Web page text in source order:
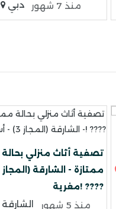
دبي منذ 7 شهور
مغرية! ????
الشارقة منذ 5 شهور